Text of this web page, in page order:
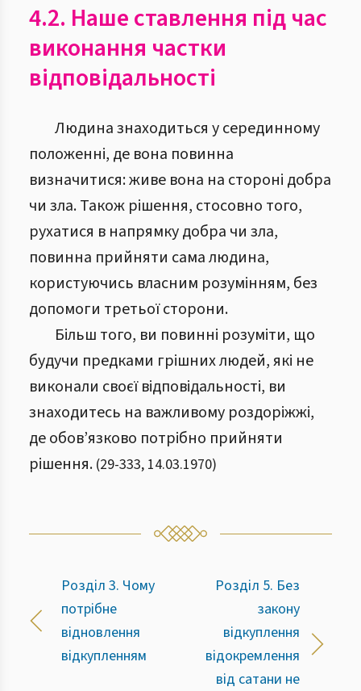
4.2. Наше ставлення під час
виконання частки
відповідальності
Людина знаходиться у серединному
положенні, де вона повинна
визначитися: живе вона на стороні добра
чи зла. Також рішення, стосовно того,
рухатися в напрямку добра чи зла,
повинна прийняти сама людина,
користуючись власним розумінням, без
допомоги третьої сторони.
Більш того, ви повинні розуміти, що
будучи предками грішних людей, які не
виконали своєї відповідальності, ви
знаходитесь на важливому роздоріжжі,
де обов’язково потрібно прийняти
рішення. (29-333, 14.03.1970)
Розділ 3. Чому
потрібне
відновлення
відкупленням
Розділ 5. Без
закону
відкуплення
відокремлення
від сатани не